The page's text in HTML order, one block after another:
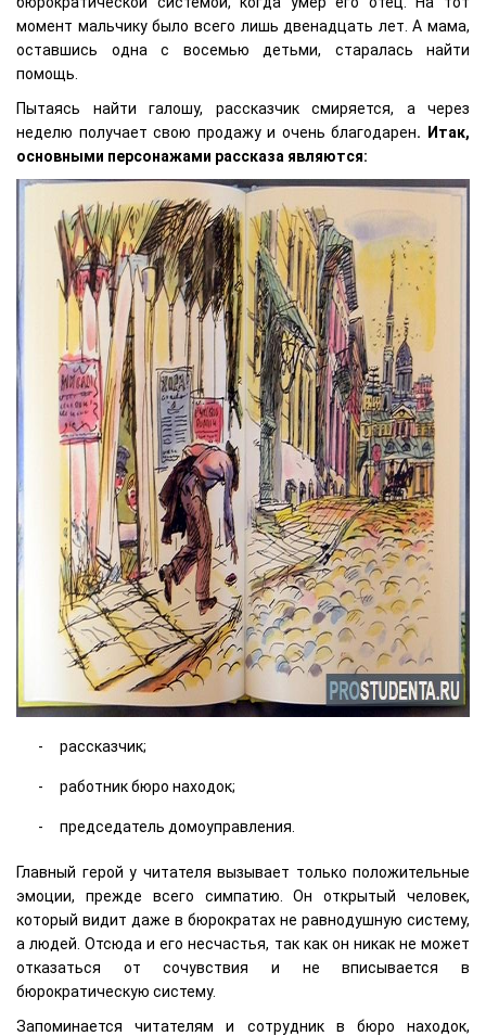
момент мальчику было всего лишь двенадцать лет. А мама,
оставшись одна с восемью детьми, старалась найти
помощь.
Пытаясь найти галошу, рассказчик смиряется, а через
неделю получает свою продажу и очень благодарен. Итак,
основными персонажами рассказа являются:
рассказчик;
работник бюро находок;
председатель домоуправления.
Главный герой у читателя вызывает только положительные
эмоции, прежде всего симпатию. Он открытый человек,
который видит даже в бюрократах не равнодушную систему,
а людей. Отсюда и его несчастья, так как он никак не может
отказаться от сочувствия и не вписывается в
бюрократическую систему.
Запоминается читателям и сотрудник в бюро находок,